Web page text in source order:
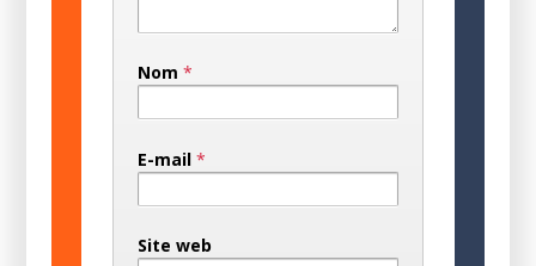
Nom *
E-mail *
Site web